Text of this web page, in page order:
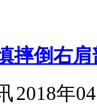
摔倒右
2018年